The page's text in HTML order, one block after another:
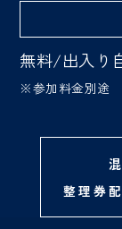
無料/出入り
※参加料金別途
整理券